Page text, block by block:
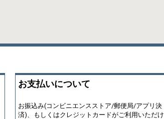
お支払いについて
お振込み(コンビニエンスストア/郵便局/アプリ決
済)、もしくはクレジットカードがご利用いただけ